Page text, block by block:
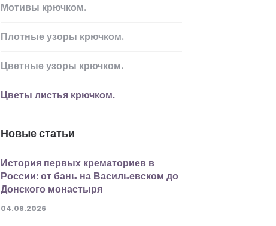
Мотивы крючком.
Плотные узоры крючком.
Цветные узоры крючком.
Цветы листья крючком.
Новые статьи
История первых крематориев в
России: от бань на Васильевском до
Донского монастыря
04.08.2026